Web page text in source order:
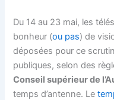
Du 14 au 23 mai, les
bonheur (ou pas) de
déposées pour ce
publiques, selon des
Conseil supérieur de
temps d’antenne. Le